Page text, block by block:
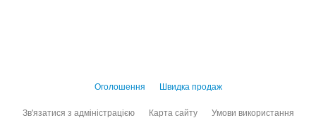
Оголошення Швидка продаж
Зв'язатися з адміністрацією Карта сайту Умови використання